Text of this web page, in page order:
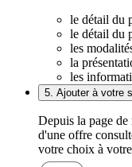
le détail du
le détail du
les
la
les
5. Ajouter à votre
Depuis la page de
d'une offre
votre choix à